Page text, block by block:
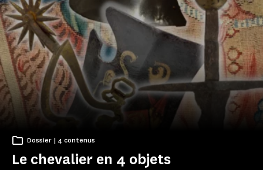
Le chevalier en 4 objets
Dossier | 4 contenus